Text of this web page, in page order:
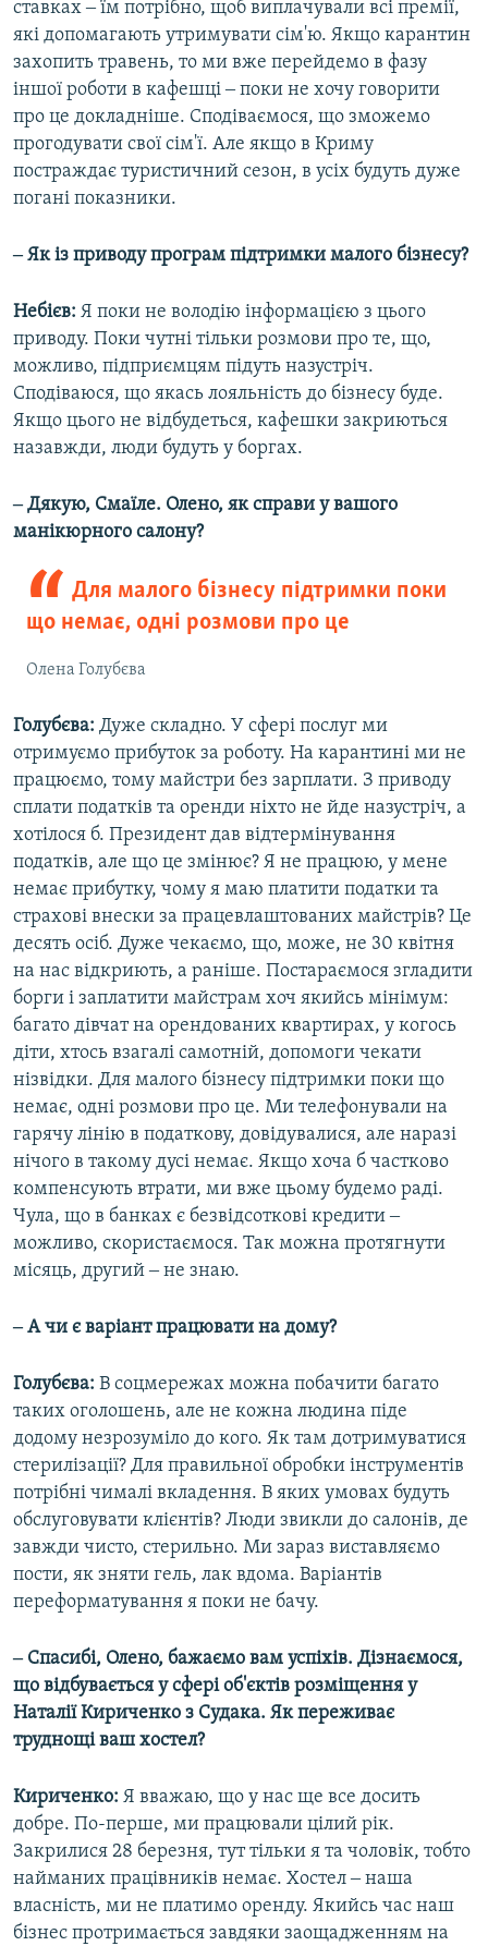
ставках ‒ їм потрібно, щоб виплачували всі премії,
які допомагають утримувати сім'ю. Якщо карантин
захопить травень, то ми вже перейдемо в фазу
іншої роботи в кафешці ‒ поки не хочу говорити
про це докладніше. Сподіваємося, що зможемо
прогодувати свої сім'ї. Але якщо в Криму
постраждає туристичний сезон, в усіх будуть дуже
погані показники.
‒ Як із приводу програм підтримки малого бізнесу?
Небієв: Я поки не володію інформацією з цього
приводу. Поки чутні тільки розмови про те, що,
можливо, підприємцям підуть назустріч.
Сподіваюся, що якась лояльність до бізнесу буде.
Якщо цього не відбудеться, кафешки закриються
назавжди, люди будуть у боргах.
‒ Дякую, Смаїле. Олено, як справи у вашого
манікюрного салону?
Для малого бізнесу підтримки поки
що немає, одні розмови про це
Олена Голубєва
Голубєва: Дуже складно. У сфері послуг ми
отримуємо прибуток за роботу. На карантині ми не
працюємо, тому майстри без зарплати. З приводу
сплати податків та оренди ніхто не йде назустріч, а
хотілося б. Президент дав відтермінування
податків, але що це змінює? Я не працюю, у мене
немає прибутку, чому я маю платити податки та
страхові внески за працевлаштованих майстрів? Це
десять осіб. Дуже чекаємо, що, може, не 30 квітня
на нас відкриють, а раніше. Постараємося згладити
борги і заплатити майстрам хоч якийсь мінімум:
багато дівчат на орендованих квартирах, у когось
діти, хтось взагалі самотній, допомоги чекати
нізвідки. Для малого бізнесу підтримки поки що
немає, одні розмови про це. Ми телефонували на
гарячу лінію в податкову, довідувалися, але наразі
нічого в такому дусі немає. Якщо хоча б частково
компенсують втрати, ми вже цьому будемо раді.
Чула, що в банках є безвідсоткові кредити ‒
можливо, скористаємося. Так можна протягнути
місяць, другий ‒ не знаю.
‒ А чи є варіант працювати на дому?
Голубєва: В соцмережах можна побачити багато
таких оголошень, але не кожна людина піде
додому незрозуміло до кого. Як там дотримуватися
стерилізації? Для правильної обробки інструментів
потрібні чималі вкладення. В яких умовах будуть
обслуговувати клієнтів? Люди звикли до салонів, де
завжди чисто, стерильно. Ми зараз виставляємо
пости, як зняти гель, лак вдома. Варіантів
переформатування я поки не бачу.
‒ Спасибі, Олено, бажаємо вам успіхів. Дізнаємося,
що відбувається у сфері об'єктів розміщення у
Наталії Кириченко з Судака. Як переживає
труднощі ваш хостел?
Кириченко: Я вважаю, що у нас ще все досить
добре. По-перше, ми працювали цілий рік.
Закрилися 28 березня, тут тільки я та чоловік, тобто
найманих працівників немає. Хостел ‒ наша
власність, ми не платимо оренду. Якийсь час наш
бізнес протримається завдяки заощадженням на